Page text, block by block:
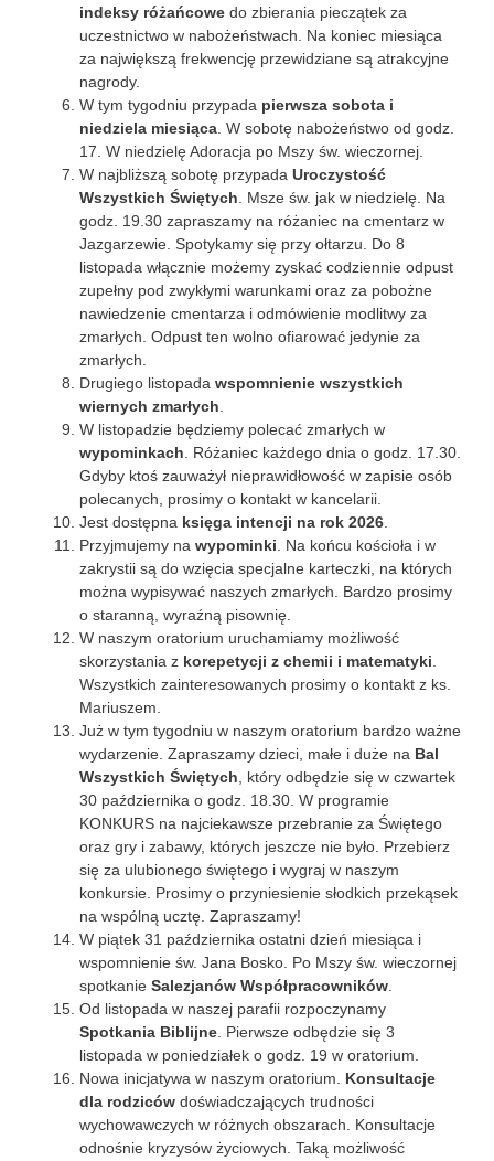
indeksy różańcowe do zbierania pieczątek za
uczestnictwo w nabożeństwach. Na koniec miesiąca
za największą frekwencję przewidziane są atrakcyjne
nagrody.
W tym tygodniu przypada pierwsza sobota i
niedziela miesiąca. W sobotę nabożeństwo od godz.
17. W niedzielę Adoracja po Mszy św. wieczornej.
W najbliższą sobotę przypada Uroczystość
Wszystkich Świętych. Msze św. jak w niedzielę. Na
godz. 19.30 zapraszamy na różaniec na cmentarz w
Jazgarzewie. Spotykamy się przy ołtarzu. Do 8
listopada włącznie możemy zyskać codziennie odpust
zupełny pod zwykłymi warunkami oraz za pobożne
nawiedzenie cmentarza i odmówienie modlitwy za
zmarłych. Odpust ten wolno ofiarować jedynie za
zmarłych.
Drugiego listopada wspomnienie wszystkich
wiernych zmarłych.
W listopadzie będziemy polecać zmarłych w
wypominkach. Różaniec każdego dnia o godz. 17.30.
Gdyby ktoś zauważył nieprawidłowość w zapisie osób
polecanych, prosimy o kontakt w kancelarii.
Jest dostępna księga intencji na rok 2026.
Przyjmujemy na wypominki. Na końcu kościoła i w
zakrystii są do wzięcia specjalne karteczki, na których
można wypisywać naszych zmarłych. Bardzo prosimy
o staranną, wyraźną pisownię.
W naszym oratorium uruchamiamy możliwość
skorzystania z korepetycji z chemii i matematyki.
Wszystkich zainteresowanych prosimy o kontakt z ks.
Mariuszem.
Już w tym tygodniu w naszym oratorium bardzo ważne
wydarzenie. Zapraszamy dzieci, małe i duże na Bal
Wszystkich Świętych, który odbędzie się w czwartek
30 października o godz. 18.30. W programie
KONKURS na najciekawsze przebranie za Świętego
oraz gry i zabawy, których jeszcze nie było. Przebierz
się za ulubionego świętego i wygraj w naszym
konkursie. Prosimy o przyniesienie słodkich przekąsek
na wspólną ucztę. Zapraszamy!
W piątek 31 października ostatni dzień miesiąca i
wspomnienie św. Jana Bosko. Po Mszy św. wieczornej
spotkanie Salezjanów Współpracowników.
Od listopada w naszej parafii rozpoczynamy
Spotkania Biblijne. Pierwsze odbędzie się 3
listopada w poniedziałek o godz. 19 w oratorium.
Nowa inicjatywa w naszym oratorium. Konsultacje
dla rodziców doświadczających trudności
wychowawczych w różnych obszarach. Konsultacje
odnośnie kryzysów życiowych. Taką możliwość